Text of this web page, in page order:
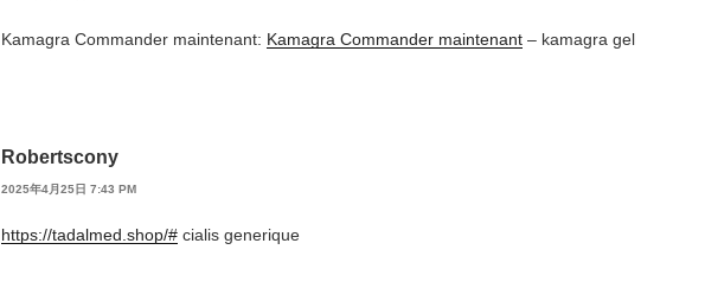
Kamagra Commander maintenant: Kamagra Commander maintenant – kamagra gel
Robertscony
2025年4月25日 7:43 PM
https://tadalmed.shop/# cialis generique